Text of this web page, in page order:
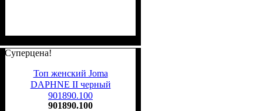
Суперцена!
Топ женский Joma
DAPHNE II черный
901890.100
901890.100